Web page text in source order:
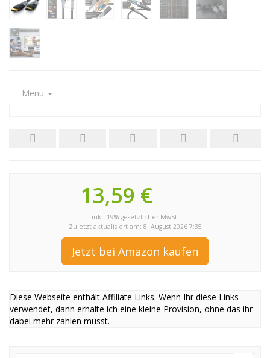
Menu
13,59 €
inkl. 19% gesetzlicher MwSt.
Zuletzt aktualisiert am: 8. August 2026 7:35
Jetzt bei Amazon kaufen
Diese Webseite enthält Affiliate Links. Wenn Ihr diese Links
verwendet, dann erhalte ich eine kleine Provision, ohne das ihr
dabei mehr zahlen müsst.